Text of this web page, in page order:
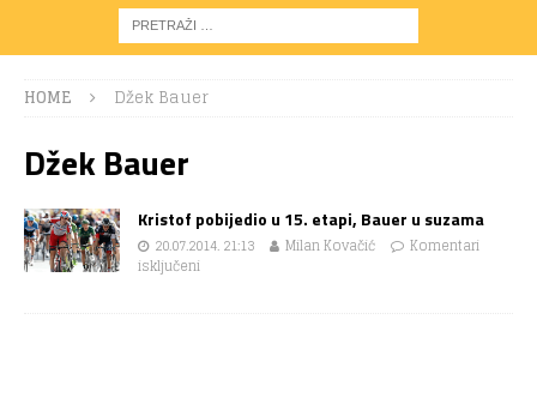
HOME Džek Bauer
Džek Bauer
Kristof pobijedio u 15. etapi, Bauer u suzama
20.07.2014. 21:13 Milan Kovačić
Komentari
isključeni